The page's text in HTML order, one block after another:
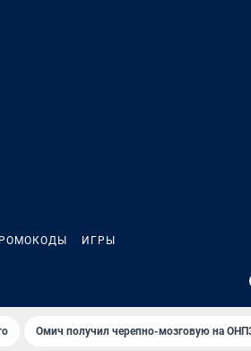
ИГРЫ
Омич получил черепно-мозговую на